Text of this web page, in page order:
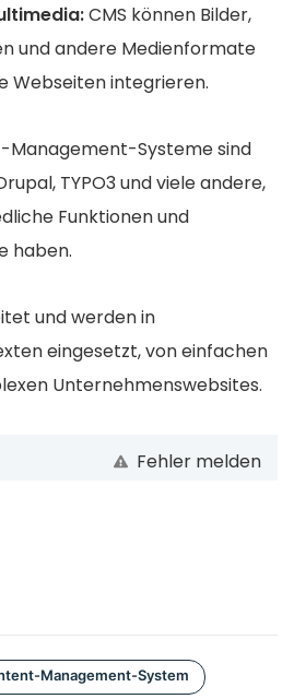
CMS können Bilder,
und andere Medienformate
Webseiten integrieren.
Management-Systeme sind
TYPO3 und viele andere,
Funktionen und
haben.
und werden in
eingesetzt, von einfachen
Unternehmenswebsites.
Fehler melden
Management-System